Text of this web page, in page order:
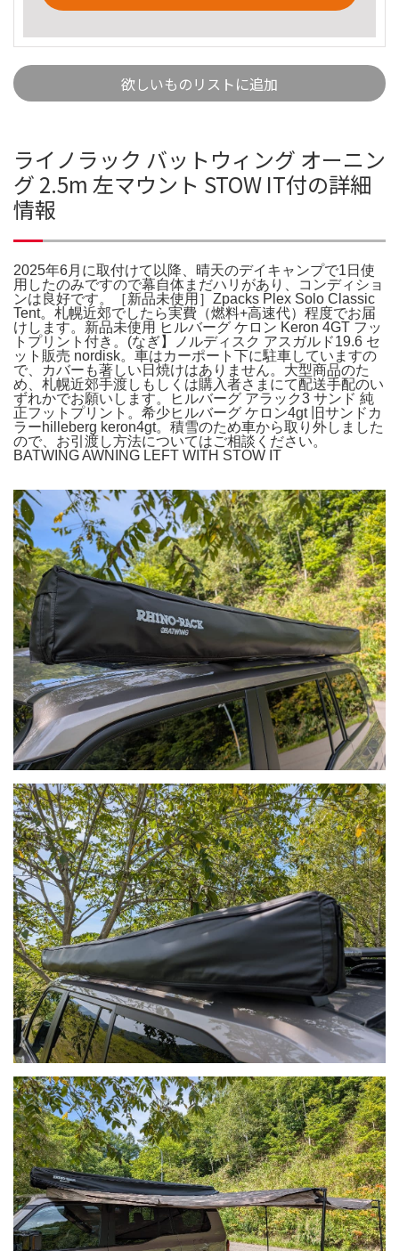
欲しいものリストに追加
ライノラック バットウィング オーニン
グ 2.5m 左マウント STOW IT付の詳細
情報
2025年6月に取付けて以降、晴天のデイキャンプで1日使
用したのみですので幕自体まだハリがあり、コンディショ
ンは良好です。［新品未使用］Zpacks Plex Solo Classic
Tent。札幌近郊でしたら実費（燃料+高速代）程度でお届
けします。新品未使用 ヒルバーグ ケロン Keron 4GT フッ
トプリント付き。(なぎ】ノルディスク アスガルド19.6 セ
ット販売 nordisk。車はカーポート下に駐車していますの
で、カバーも著しい日焼けはありません。大型商品のた
め、札幌近郊手渡しもしくは購入者さまにて配送手配のい
ずれかでお願いします。ヒルバーグ アラック3 サンド 純
正フットプリント。希少ヒルバーグ ケロン4gt 旧サンドカ
ラーhilleberg keron4gt。積雪のため車から取り外しました
ので、お引渡し方法についてはご相談ください。
BATWING AWNING LEFT WITH STOW IT